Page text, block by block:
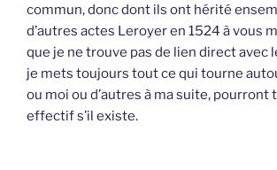
commun, donc dont ils ont hérité
d’autres actes Leroyer en 1524 à vous
que je ne trouve pas de lien direct avec
je mets toujours tout ce qui tourne
ou moi ou d’autres à ma suite, pourront
effectif s’il existe.